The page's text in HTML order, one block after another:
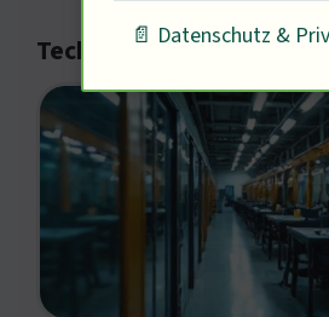
Technologische
📄 Datenschutz &